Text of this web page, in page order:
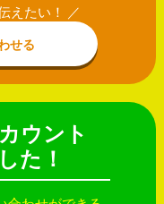
えたい！
せる
ウント
た！